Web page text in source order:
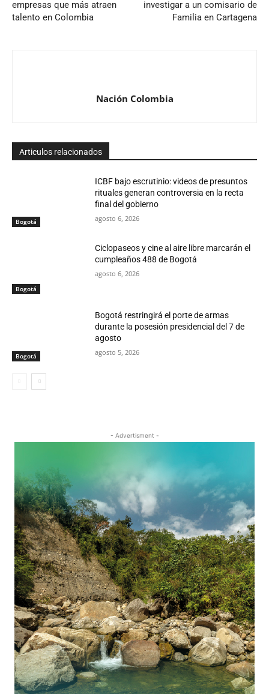
empresas que más atraen
talento en Colombia
investigar a un comisario de
Familia en Cartagena
Nación Colombia
Articulos relacionados
Bogotá
ICBF bajo escrutinio: videos de presuntos
rituales generan controversia en la recta
final del gobierno
agosto 6, 2026
Bogotá
Ciclopaseos y cine al aire libre marcarán el
cumpleaños 488 de Bogotá
agosto 6, 2026
Bogotá
Bogotá restringirá el porte de armas
durante la posesión presidencial del 7 de
agosto
agosto 5, 2026
- Advertisment -